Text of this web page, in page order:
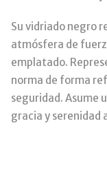
Su vidriado negro
atmósfera de
emplatado.
norma de forma
seguridad. Asume
gracia y serenidad